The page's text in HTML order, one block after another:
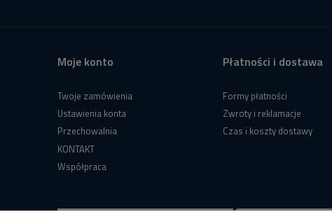
Moje konto
Twoje zamówienia
Ustawienia konta
Przechowalnia
KONTAKT
Współpraca
Płatności i dostawa
Formy płatności
Zwroty i reklamacje
Czas i koszty dostawy